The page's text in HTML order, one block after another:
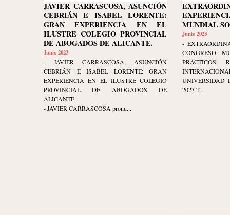
JAVIER CARRASCOSA, ASUNCIÓN
CEBRIÁN E ISABEL LORENTE:
GRAN EXPERIENCIA EN EL
ILUSTRE COLEGIO PROVINCIAL
DE ABOGADOS DE ALICANTE.
Junio 2023
- JAVIER CARRASCOSA, ASUNCIÓN
CEBRIÁN E ISABEL LORENTE: GRAN
EXPERIENCIA EN EL ILUSTRE COLEGIO
PROVINCIAL DE ABOGADOS DE
ALICANTE.
- JAVIER CARRASCOSA pronu...
MUNDIAL
Junio 2023
-
CONGRESO
PRÁCTICOS
UNIVERSIDAD
2023 T...